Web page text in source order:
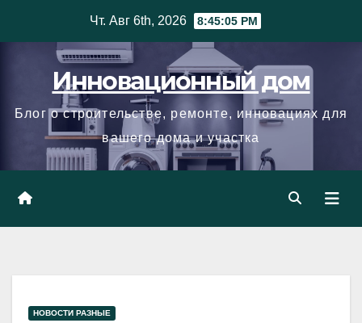
Чт. Авг 6th, 2026 8:45:06 PM
Инновационный дом
Блог о строительстве, ремонте, инновациях для
вашего дома и участка
НОВОСТИ РАЗНЫЕ